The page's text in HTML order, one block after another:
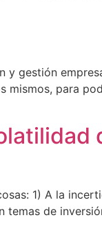
gestión
mismos, para
1) A la
temas de